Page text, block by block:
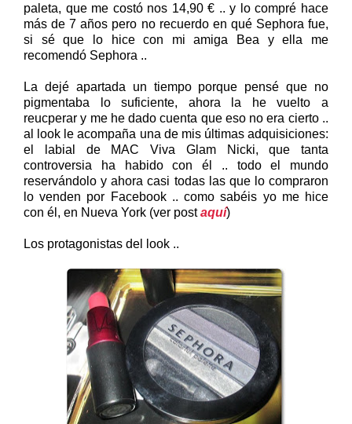
paleta, que me costó nos 14,90 € .. y lo compré hace
más de 7 años pero no recuerdo en qué Sephora fue,
si sé que lo hice con mi amiga Bea y ella me
recomendó Sephora ..
La dejé apartada un tiempo porque pensé que no
pigmentaba lo suficiente, ahora la he vuelto a
reucperar y me he dado cuenta que eso no era cierto ..
al look le acompaña una de mis últimas adquisiciones:
el labial de MAC Viva Glam Nicki, que tanta
controversia ha habido con él .. todo el mundo
reservándolo y ahora casi todas las que lo compraron
lo venden por Facebook .. como sabéis yo me hice
con él, en Nueva York (ver postaquí)
Los protagonistas del look ..